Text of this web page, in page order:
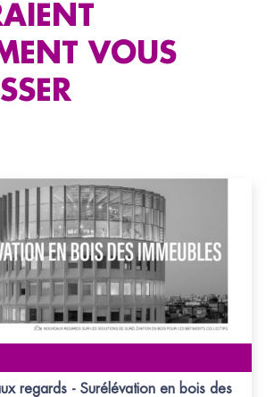
VOUS
regards - Surélévation en bois des